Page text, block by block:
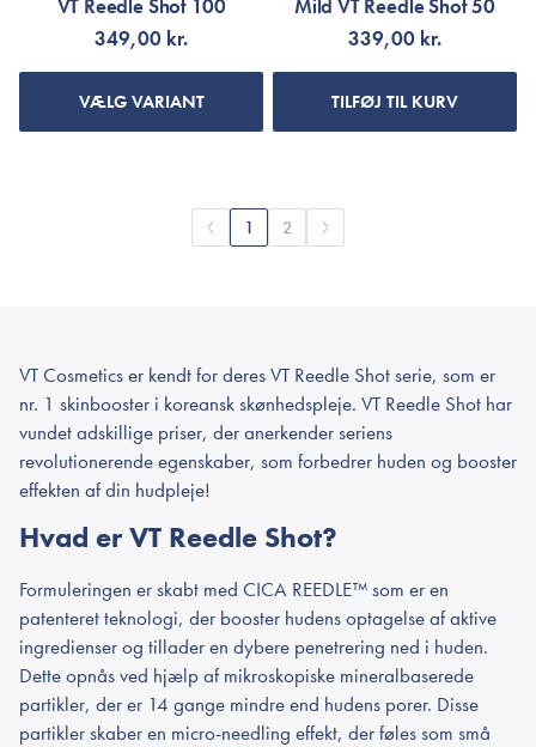
VT Reedle Shot 100
349,00 kr.
VÆLG VARIANT
Mild VT Reedle Shot 50
339,00 kr.
TILFØJ TIL KURV
1 2
VT Cosmetics er kendt for deres VT Reedle Shot serie, som er
nr. 1 skinbooster i koreansk skønhedspleje. VT Reedle Shot har
vundet adskillige priser, der anerkender seriens
revolutionerende egenskaber, som forbedrer huden og booster
effekten af din hudpleje!
Hvad er VT Reedle Shot?
Formuleringen er skabt med CICA REEDLE™ som er en
patenteret teknologi, der booster hudens optagelse af aktive
ingredienser og tillader en dybere penetrering ned i huden.
Dette opnås ved hjælp af mikroskopiske mineralbaserede
partikler, der er 14 gange mindre end hudens porer. Disse
partikler skaber en micro-needling effekt, der føles som små